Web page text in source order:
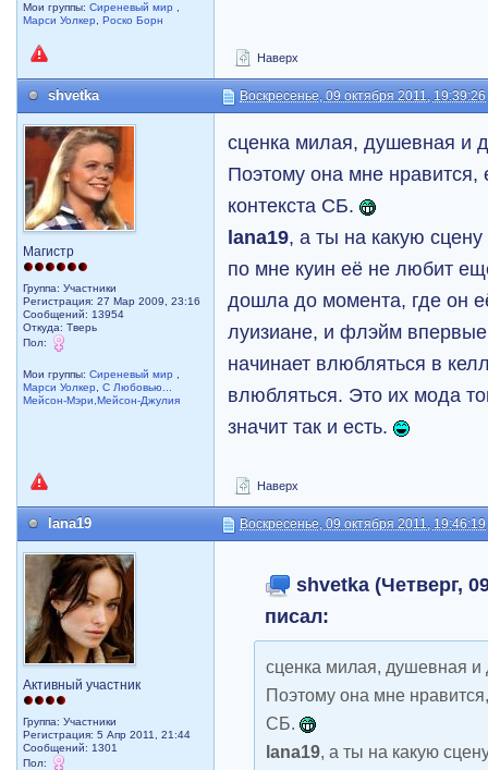
Мои группы:Сиреневый мир
Марси Уолкер
,Роско Борн
Наверх
shvetka Воскресенье, 09 октября 2011, 19:39:26
Магистр
Группа: Участники
Регистрация: 27 Мар 2009, 23:16
Сообщений: 13954
Откуда: Тверь
Пол:
Мои группы:Сиреневый мир
Марси Уолкер
,С Любовью...
Мейсон-Мэри,Мейсон-Джулия
сценка милая, душевная и
Поэтому она мне нравится,
контекста СБ.
lana19, а ты на какую
по мне куин её не любит
дошла до момента, где он
луизиане, и флэйм впервые
начинает влюбляться в
влюбляться. Это их мода
значит так и есть.
Наверх
lana19 Воскресенье, 09 октября 2011, 19:46:19
Активный участник
Группа: Участники
Регистрация: 5 Апр 2011, 21:44
Сообщений: 1301
Пол:
shvetka (Четверг,
писал:
сценка милая, душевная
Поэтому она мне
СБ.
lana19, а ты на какую